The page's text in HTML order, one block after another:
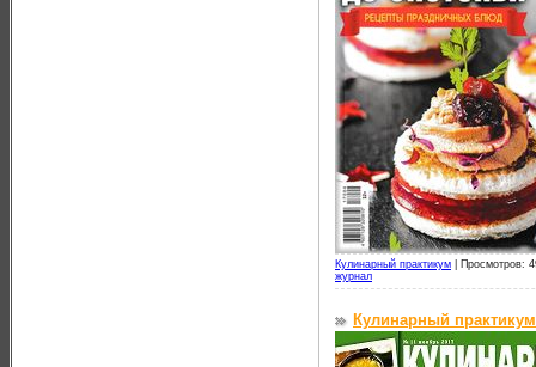
Кулинарный практикум
Просмотров:
журнал
Кулинарный